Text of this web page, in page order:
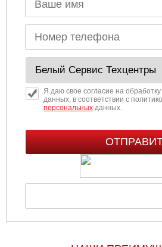
Челябинск
Череповец
Ярославль
Я даю свое согласие на
данных, в соответствии с
персональныхданных.